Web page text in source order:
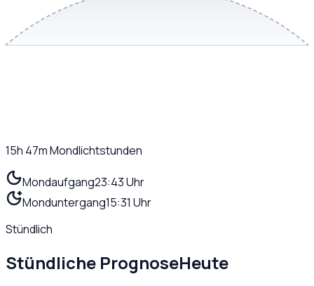
15h 47mMondlichtstunden
Mondaufgang23:43 Uhr
Monduntergang15:31 Uhr
Stündlich
Stündliche PrognoseHeute